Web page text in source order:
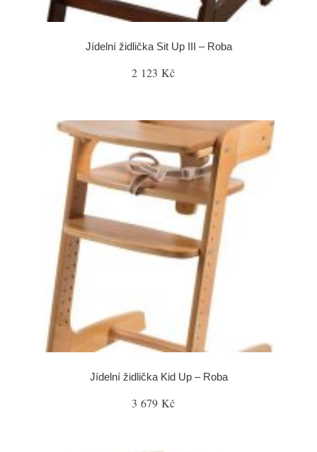
Jídelní židlička Sit Up III – Roba
2 123 Kč
Jídelní židlička Kid Up – Roba
3 679 Kč